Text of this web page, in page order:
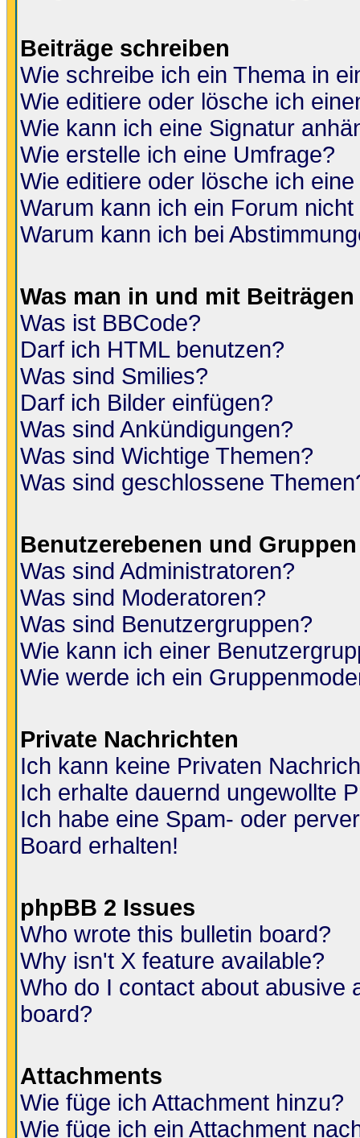
Beiträge schreiben
Wie schreibe ich ein Thema in
Wie editiere oder lösche ich
Wie kann ich eine Signatur
Wie erstelle ich eine Umfrage?
Wie editiere oder lösche ich
Warum kann ich ein Forum
Warum kann ich bei
Was man in und mit
Was ist BBCode?
Darf ich HTML benutzen?
Was sind Smilies?
Darf ich Bilder einfügen?
Was sind Ankündigungen?
Was sind Wichtige Themen?
Was sind geschlossene
Benutzerebenen und Gruppen
Was sind Administratoren?
Was sind Moderatoren?
Was sind Benutzergruppen?
Wie kann ich einer
Wie werde ich ein
Private Nachrichten
Ich kann keine Privaten
Ich erhalte dauernd ungewollte
Ich habe eine Spam- oder
Board erhalten!
phpBB 2 Issues
Who wrote this bulletin board?
Why isn't X feature available?
Who do I contact about abusive
board?
Attachments
Wie füge ich Attachment hinzu?
Wie füge ich ein Attachment